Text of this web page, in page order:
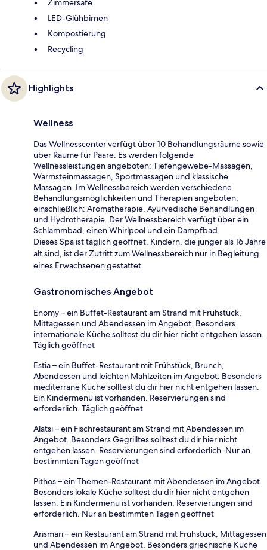
Zimmersafe
LED-Glühbirnen
Kompostierung
Recycling
Highlights
Wellness
Das Wellnesscenter verfügt über 10 Behandlungsräume sowie
über Räume für Paare. Es werden folgende
Wellnessleistungen angeboten: Tiefengewebe-Massagen,
Warmsteinmassagen, Sportmassagen und klassische
Massagen. Im Wellnessbereich werden verschiedene
Behandlungsmöglichkeiten und Therapien angeboten,
einschließlich: Aromatherapie, Ayurvedische Behandlungen
und Hydrotherapie. Der Wellnessbereich verfügt über ein
Schlammbad, einen Whirlpool und ein Dampfbad.
Dieses Spa ist täglich geöffnet. Kindern, die jünger als 16 Jahre
alt sind, ist der Zutritt zum Wellnessbereich nur in Begleitung
eines Erwachsenen gestattet.
Gastronomisches Angebot
Enomy – ein Buffet-Restaurant am Strand mit Frühstück,
Mittagessen und Abendessen im Angebot. Besonders
internationale Küche solltest du dir hier nicht entgehen lassen.
Täglich geöffnet
Estia – ein Buffet-Restaurant mit Frühstück, Brunch,
Abendessen und leichten Mahlzeiten im Angebot. Besonders
mediterrane Küche solltest du dir hier nicht entgehen lassen.
Ein Kindermenü ist vorhanden. Reservierungen sind
erforderlich. Täglich geöffnet
Alatsi – ein Fischrestaurant am Strand mit Abendessen im
Angebot. Besonders Gegrilltes solltest du dir hier nicht
entgehen lassen. Reservierungen sind erforderlich. Nur an
bestimmten Tagen geöffnet
Pithos – ein Themen-Restaurant mit Abendessen im Angebot.
Besonders lokale Küche solltest du dir hier nicht entgehen
lassen. Ein Kindermenü ist vorhanden. Reservierungen sind
erforderlich. Nur an bestimmten Tagen geöffnet
Arismari – ein Restaurant am Strand mit Frühstück, Mittagessen
und Abendessen im Angebot. Besonders griechische Küche